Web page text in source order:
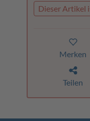
Dieser Artikel
Merken
Teilen